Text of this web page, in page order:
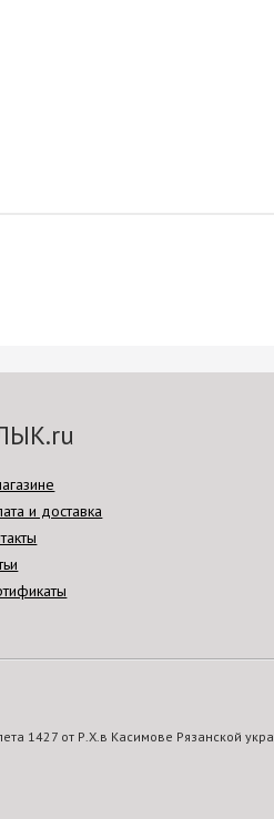
и доставка
1427 от Р.Х.в Касимове Рязанской